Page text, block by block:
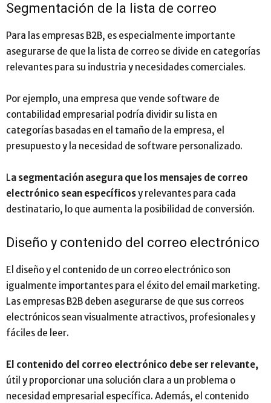
Segmentación de la lista de correo
Para las empresas B2B, es especialmente importante
asegurarse de que la lista de correo se divide en categorías
relevantes para su industria y necesidades comerciales.
Por ejemplo, una empresa que vende software de
contabilidad empresarial podría dividir su lista en
categorías basadas en el tamaño de la empresa, el
presupuesto y la necesidad de software personalizado.
La segmentación asegura que los mensajes de correo
electrónico sean específicosy relevantes para cada
destinatario, lo que aumenta la posibilidad de conversión.
Diseño y contenido del correo electrónico
El diseño y el contenido de un correo electrónico son
igualmente importantes para el éxito del email marketing.
Las empresas B2B deben asegurarse de que sus correos
electrónicos sean visualmente atractivos, profesionales y
fáciles de leer.
El contenido del correo electrónico debe ser relevante,
útil y proporcionar una solución clara a un problema o
necesidad empresarial específica. Además, el contenido